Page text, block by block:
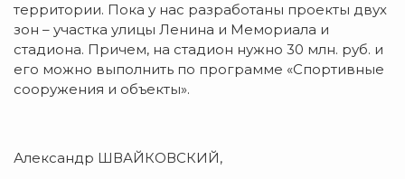
территории. Пока у нас разработаны проекты двух
зон – участка улицы Ленина и Мемориала и
стадиона. Причем, на стадион нужно 30 млн. руб. и
его можно выполнить по программе «Спортивные
сооружения и объекты».
Александр ШВАЙКОВСКИЙ,